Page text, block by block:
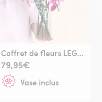
Coffret de fleurs LEGO® et son vase
79,95€
Vase inclus